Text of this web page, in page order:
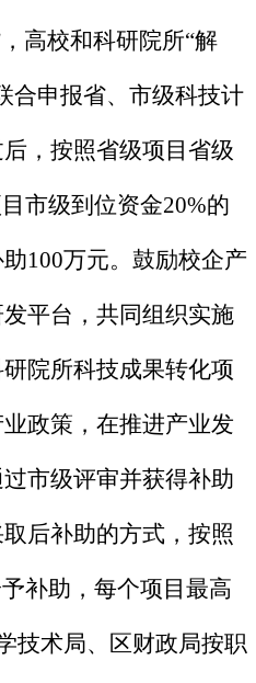
高校和科研院所“解
合申报省、市级科技计
，按照省级项目省级
市级到位资金20%的
100万元。鼓励校企产
平台，共同组织实施
院所科技成果转化项
政策，在推进产业发
市级评审并获得补助
后补助的方式，按照
补助，每个项目最高
技术局、区财政局按职